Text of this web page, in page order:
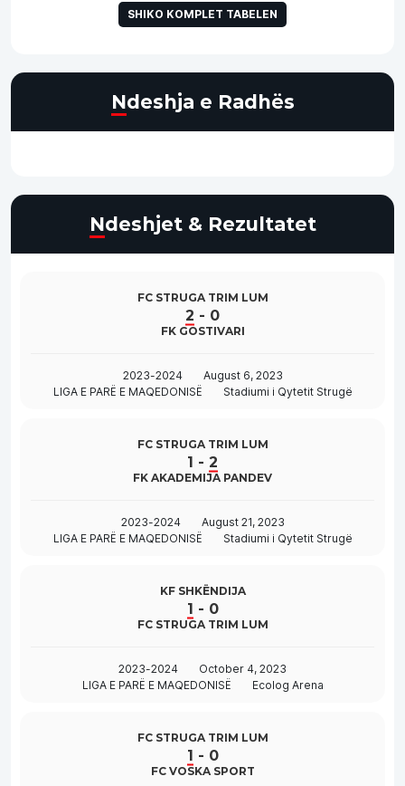
SHIKO KOMPLET TABELEN
Ndeshja e Radhës
Ndeshjet & Rezultatet
FC STRUGA TRIM LUM
2 - 0
FK GOSTIVARI
2023-2024
August 6, 2023
LIGA E PARË E MAQEDONISË
Stadiumi i Qytetit Strugë
FC STRUGA TRIM LUM
1 - 2
FK AKADEMIJA PANDEV
2023-2024
August 21, 2023
LIGA E PARË E MAQEDONISË
Stadiumi i Qytetit Strugë
KF SHKËNDIJA
1 - 0
FC STRUGA TRIM LUM
2023-2024
October 4, 2023
LIGA E PARË E MAQEDONISË
Ecolog Arena
FC STRUGA TRIM LUM
1 - 0
FC VOSKA SPORT